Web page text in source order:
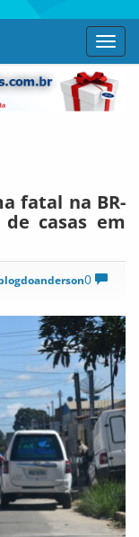
fatal na BR-
casas em
0